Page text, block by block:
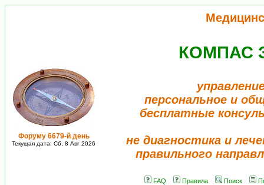
Форуму 6679-й день
Текущая дата: Сб, 8 Авг 2026
КОМПАС
персональное и
бесплатные
не диагностика и
правильного
FAQ Правила Поиск